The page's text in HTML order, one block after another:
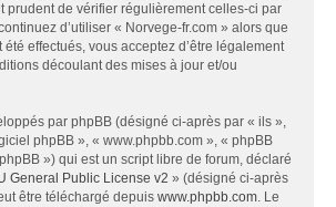
prudent de vérifier régulièrement celles-ci par
d’utiliser « Norvege-fr.com » alors que
effectués, vous acceptez d’être légalement
découlant des mises à jour et/ou
par phpBB (désigné ci-après par « ils »,
phpBB », « www.phpbb.com », « phpBB
») qui est un script libre de forum, déclaré
General Public License v2 » (désigné ci-après
être téléchargé depuis www.phpbb.com. Le